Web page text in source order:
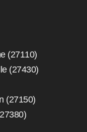
(27110)
(27430)
(27150)